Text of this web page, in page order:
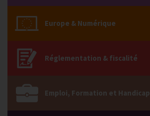
Europe & Numérique
Réglementation & fiscalité
Emploi, Formation et Handicap